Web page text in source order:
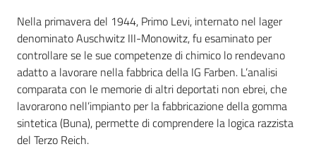
Percorsi
sulla
memoria
Seguici
su
Nella primavera del 1944, Primo Levi, internato nel lager
denominato Auschwitz III-Monowitz, fu esaminato per
controllare se le sue competenze di chimico lo rendevano
adatto a lavorare nella fabbrica della IG Farben. L’analisi
comparata con le memorie di altri deportati non ebrei, che
lavorarono nell’impianto per la fabbricazione della gomma
sintetica (Buna), permette di comprendere la logica razzista
del Terzo Reich.